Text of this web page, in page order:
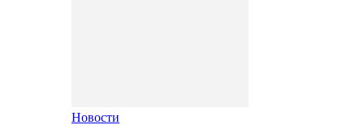
Новости